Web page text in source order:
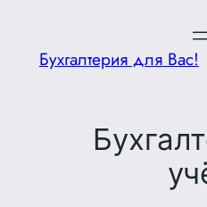
содержимому
Бухгалтерия для Вас!